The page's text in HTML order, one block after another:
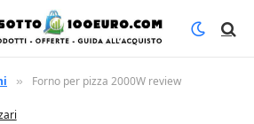
» Forno per pizza 2000W review